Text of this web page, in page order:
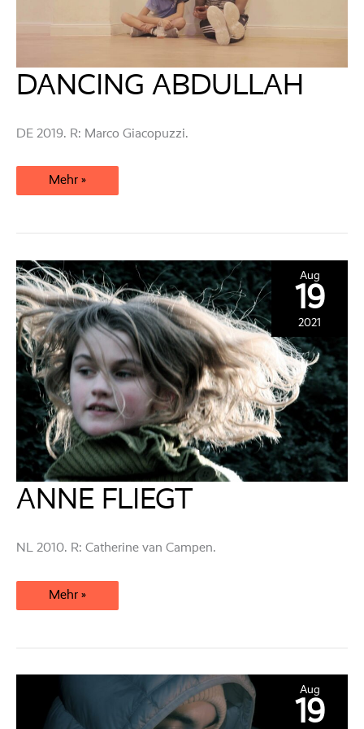
DANCING ABDULLAH
DE 2019. R: Marco Giacopuzzi.
DANCING
ABDULLAH
Mehr »
ANNE FLIEGT
NL 2010. R: Catherine van Campen.
ANNE
FLIEGT
Mehr »
Aug
19
2021
Aug
19